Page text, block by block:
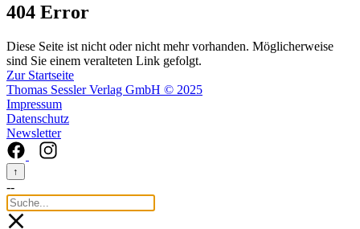
404 Error
Diese Seite ist nicht oder nicht mehr vorhanden. Möglicherweise
sind Sie einem veralteten Link gefolgt.
Zur Startseite
Thomas Sessler Verlag GmbH © 2025
Impressum
Datenschutz
Newsletter
↑
--